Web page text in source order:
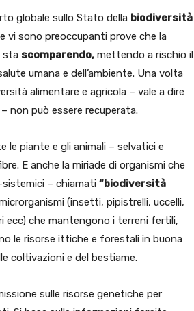
globale sullo Stato della biodiversità
vi sono preoccupanti prove che la
sta scomparendo, mettendo a rischio il
umana e dell’ambiente. Una volta
alimentare e agricola – vale a dire
non può essere recuperata.
le piante e gli animali – selvatici e
E anche la miriade di organismi che
– chiamati “biodiversità
(insetti, pipistrelli, uccelli,
ecc) che mantengono i terreni fertili,
le risorse ittiche e forestali in buona
coltivazioni e del bestiame.
sulle risorse genetiche per